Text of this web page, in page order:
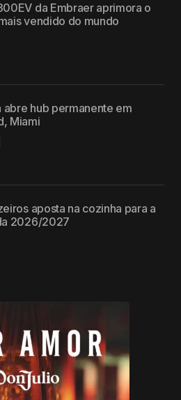
da Embraer aprimora o
vendido do mundo
abre hub permanente em
Miami
aposta na cozinha para a
2026/2027